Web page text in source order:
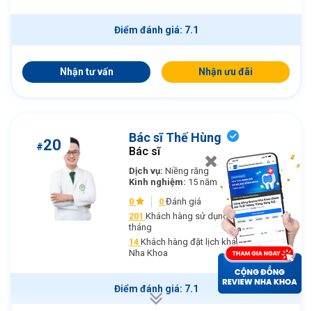
Điểm đánh giá: 7.1
Nhận tư vấn Nhận ưu đãi
#20 Bác sĩ Thế Hùng
Bác sĩ
Dịch vụ: Niềng răng
Kinh nghiệm: 15 năm
0
0 Đánh giá
201 Khách hàng sử dụng Niềng răng mỗi
tháng
14 Khách hàng đặt lịch khám qua Review
Nha Khoa
Điểm đánh giá: 7.1